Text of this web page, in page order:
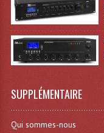
SUPPLÉMENTAIRE
Qui sommes-nous